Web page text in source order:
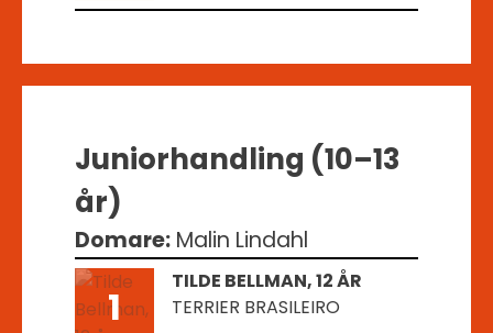
Juniorhandling (10–13
år)
Domare: Malin Lindahl
1
TILDE BELLMAN, 12 ÅR
TERRIER BRASILEIRO